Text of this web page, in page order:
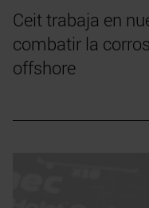
Ceit trabaja en
combatir la
offshore